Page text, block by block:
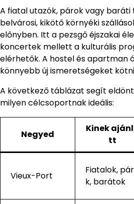
A fiatal utazók, párok vagy
belvárosi, kikötő környéki
előnyben. Itt a pezsgő éjszakai
koncertek mellett a kulturális
elérhetők. A hostel és apartman
könnyebb új ismeretségeket
A következő táblázat segít
milyen célcsoportnak ideális:
Negyed
Kinek
tt
Vieux-Port
Fiatalok,
k, barátok